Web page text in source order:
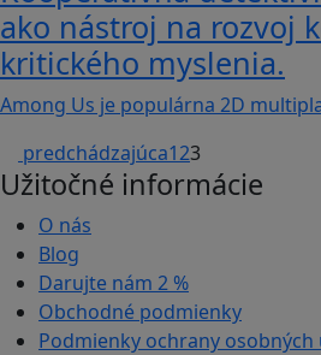
ako nástroj na rozvoj
kritického myslenia.
Among Us je populárna 2D
predchádzajúca123
Užitočné informácie
O nás
Blog
Darujte nám 2 %
Obchodné podmienky
Podmienky ochrany osobných